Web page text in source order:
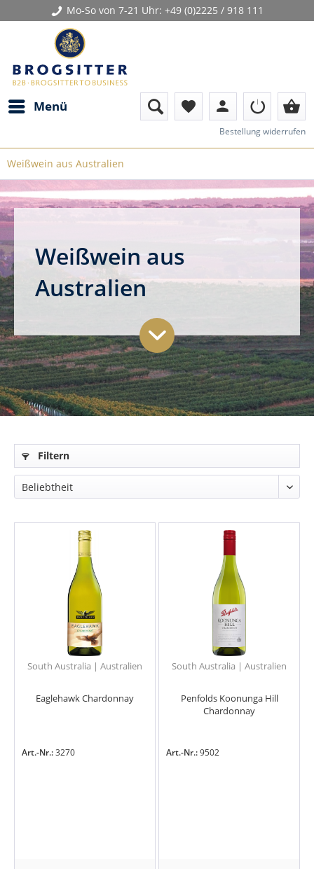
Mo-So von 7-21 Uhr: +49 (0)2225 / 918 111
Menü favorite person shopping_basket
Bestellung widerrufen
Weißwein aus Australien
Weißwein aus
Australien
Filtern
South Australia | Australien
Eaglehawk Chardonnay
Art.-Nr.:3270
South Australia | Australien
Penfolds Koonunga Hill
Chardonnay
Art.-Nr.:9502